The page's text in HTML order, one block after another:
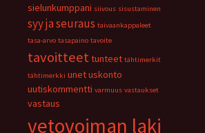
sielunkumppani siivous sisustaminen
syy ja seuraus taivaankappaleet
tasa-arvo tasapaino tavoite
tavoitteettunteet tähtimerkit
tähtimerkki unetuskonto
uutiskommentti varmuus vastaukset
vastaus
vetovoiman laki